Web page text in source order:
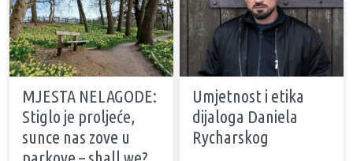
MJESTA NELAGODE:
Stiglo je proljeće,
sunce nas zove u
Umjetnost i etika
dijaloga Daniela
Rycharskog